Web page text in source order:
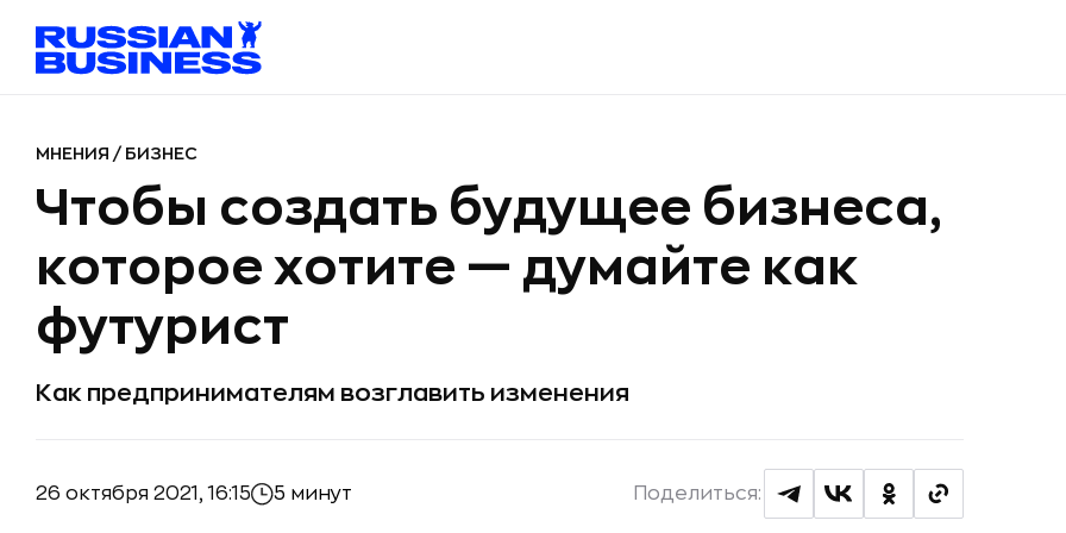
МНЕНИЯ / БИЗНЕС
Чтобы создать будущее бизнеса,
которое хотите — думайте как
футурист
Как предпринимателям возглавить изменения
26 октября 2021, 16:15 5 минут Поделиться: